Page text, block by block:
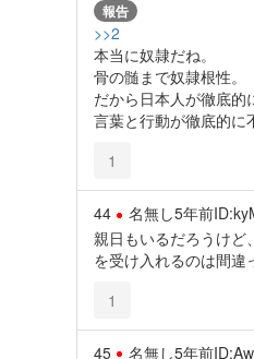
報告
>>2
本当に奴隷だね。
骨の髄まで奴隷根性。
だから日本人が徹底的
言葉と行動が徹底的に
1
44 名無し5年前
親日もいるだろうけど
を受け入れるのは間違
1
45 名無し5年前